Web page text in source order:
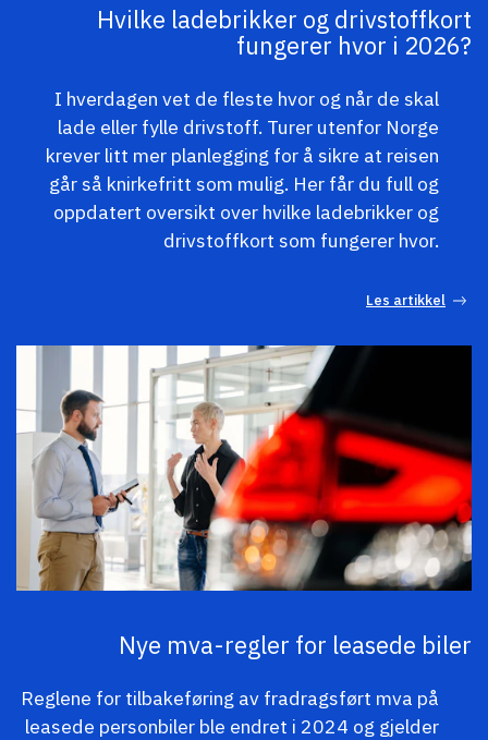
Hvilke ladebrikker og drivstoffkort
fungerer hvor i 2026?
I hverdagen vet de fleste hvor og når de skal
lade eller fylle drivstoff. Turer utenfor Norge
krever litt mer planlegging for å sikre at reisen
går så knirkefritt som mulig. Her får du full og
oppdatert oversikt over hvilke ladebrikker og
drivstoffkort som fungerer hvor.
Les artikkel
Nye mva-regler for leasede biler
Reglene for tilbakeføring av fradragsført mva på
leasede personbiler ble endret i 2024 og gjelder